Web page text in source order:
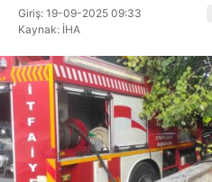
SPOR
EĞİTİM
DİĞER
Giriş: 19-09-2025 09:33
Kaynak: İHA